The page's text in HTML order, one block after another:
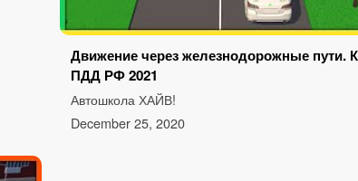
Движение через железнодорожные пути.
ПДД РФ 2021
Автошкола ХАЙВ!
December 25, 2020